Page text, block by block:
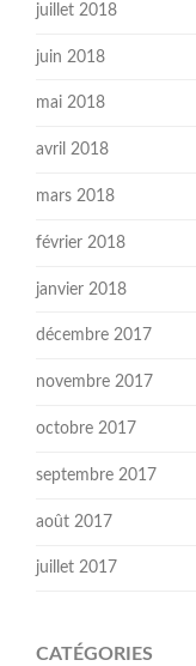
juillet 2018
juin 2018
mai 2018
avril 2018
mars 2018
février 2018
janvier 2018
décembre 2017
novembre 2017
octobre 2017
septembre 2017
août 2017
juillet 2017
CATÉGORIES